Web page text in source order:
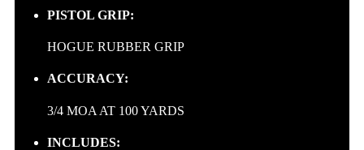
PISTOL GRIP:
HOGUE RUBBER GRIP
ACCURACY:
3/4 MOA AT 100 YARDS
INCLUDES: